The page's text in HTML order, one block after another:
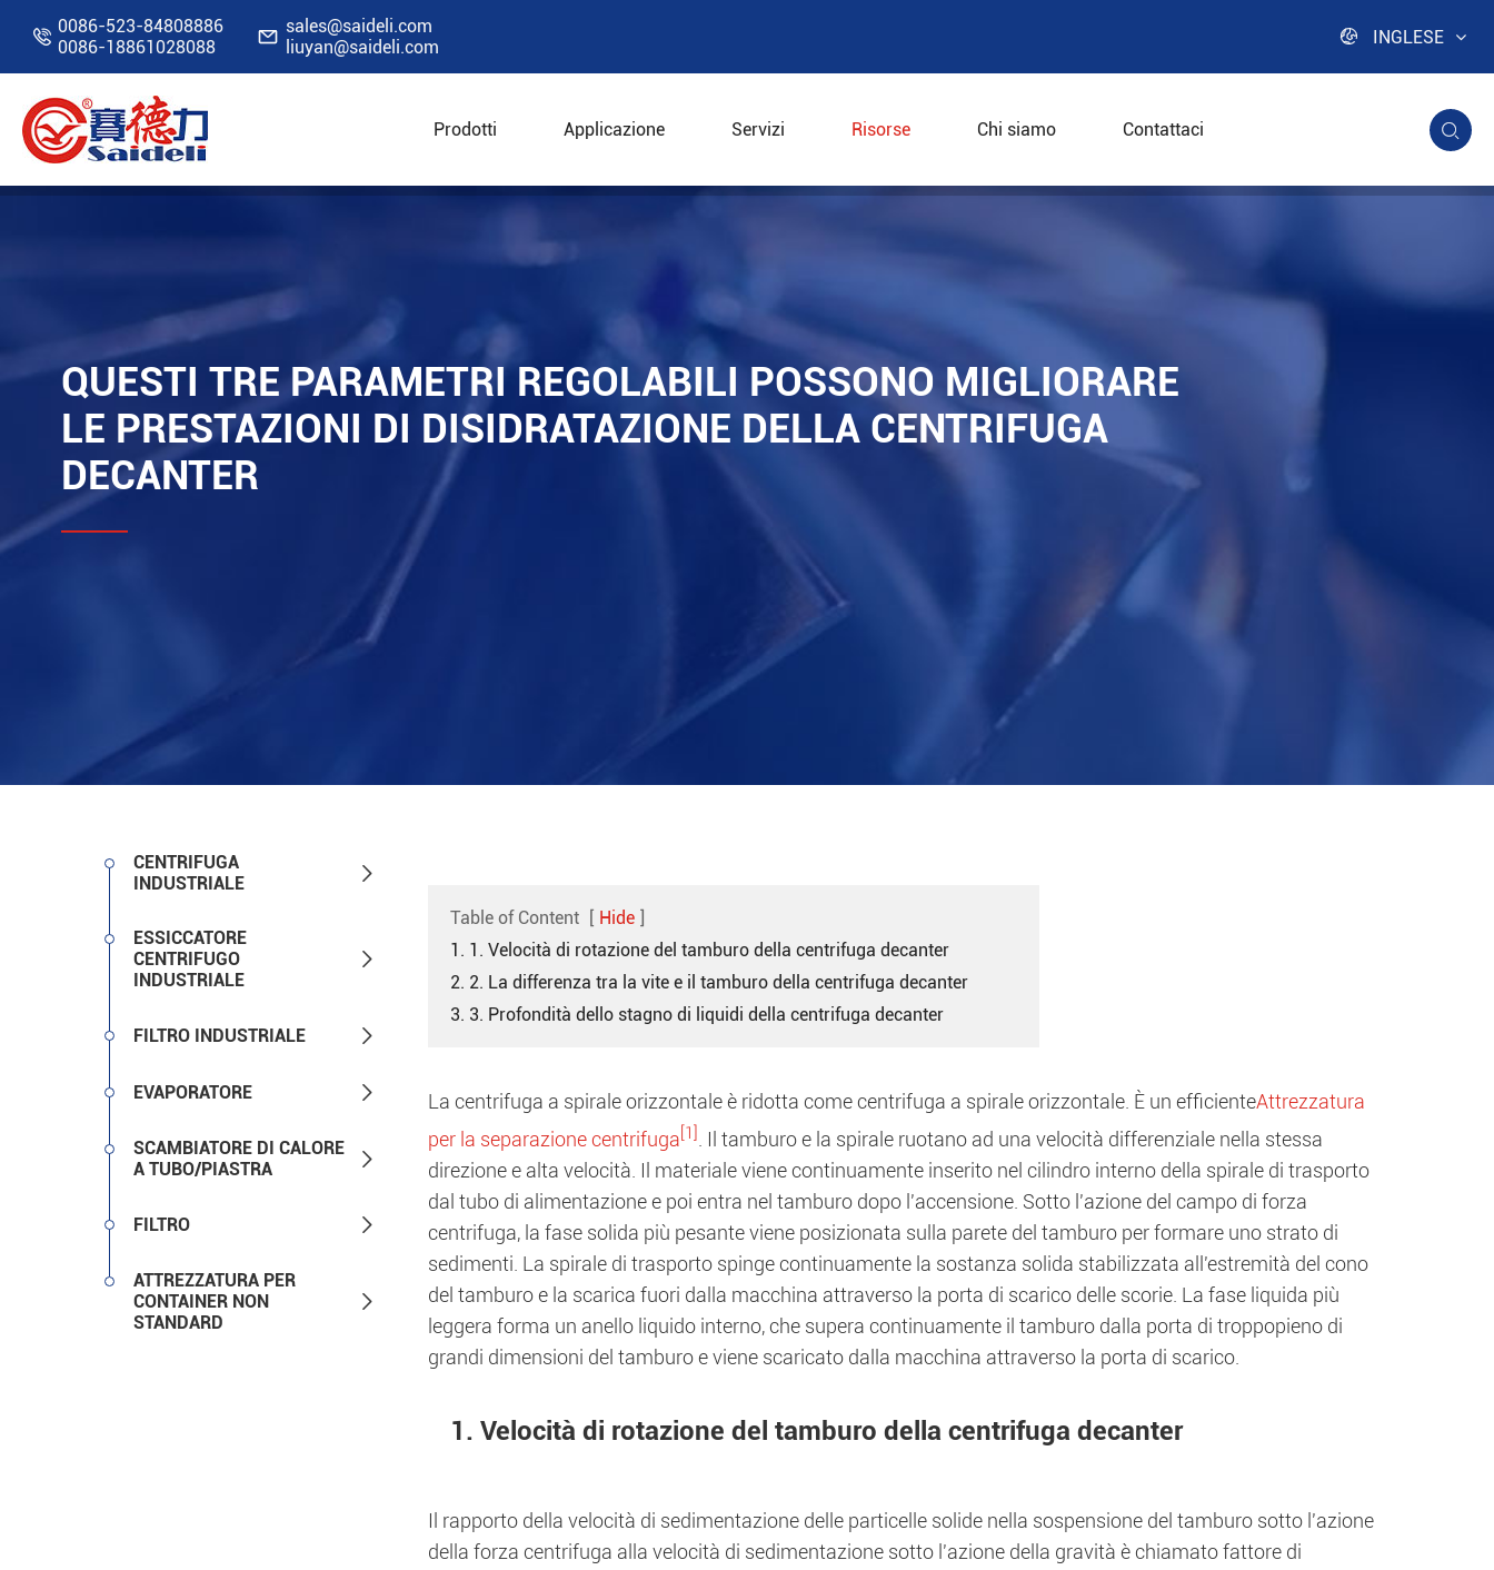
 0086-523-84808886
0086-18861028088
 sales@saideli.com
liuyan@saideli.com
 INGLESE
Prodotti Applicazione Servizi Risorse Chi siamo Contattaci 
Home Risorse
QUESTI TRE PARAMETRI REGOLABILI POSSONO MIGLIORARE
LE PRESTAZIONI DI DISIDRATAZIONE DELLA CENTRIFUGA
DECANTER
CENTRIFUGA
INDUSTRIALE

ESSICCATORE
CENTRIFUGO
INDUSTRIALE

FILTRO INDUSTRIALE 
EVAPORATORE 
SCAMBIATORE DI CALORE
A TUBO/PIASTRA

FILTRO 
ATTREZZATURA PER
CONTAINER NON
STANDARD

Table of Content [ Hide ]
1. 1. Velocità di rotazione del tamburo della centrifuga decanter
2. 2. La differenza tra la vite e il tamburo della centrifuga decanter
3. 3. Profondità dello stagno di liquidi della centrifuga decanter
La centrifuga a spirale orizzontale è ridotta come centrifuga a spirale orizzontale. È un efficienteAttrezzatura
per la separazione centrifuga[1]
. Il tamburo e la spirale ruotano ad una velocità differenziale nella stessa
direzione e alta velocità. Il materiale viene continuamente inserito nel cilindro interno della spirale di trasporto
dal tubo di alimentazione e poi entra nel tamburo dopo l'accensione. Sotto l'azione del campo di forza
centrifuga, la fase solida più pesante viene posizionata sulla parete del tamburo per formare uno strato di
sedimenti. La spirale di trasporto spinge continuamente la sostanza solida stabilizzata all'estremità del cono
del tamburo e la scarica fuori dalla macchina attraverso la porta di scarico delle scorie. La fase liquida più
leggera forma un anello liquido interno, che supera continuamente il tamburo dalla porta di troppopieno di
grandi dimensioni del tamburo e viene scaricato dalla macchina attraverso la porta di scarico.
1. Velocità di rotazione del tamburo della centrifuga decanter
Il rapporto della velocità di sedimentazione delle particelle solide nella sospensione del tamburo sotto l'azione
della forza centrifuga alla velocità di sedimentazione sotto l'azione della gravità è chiamato fattore di